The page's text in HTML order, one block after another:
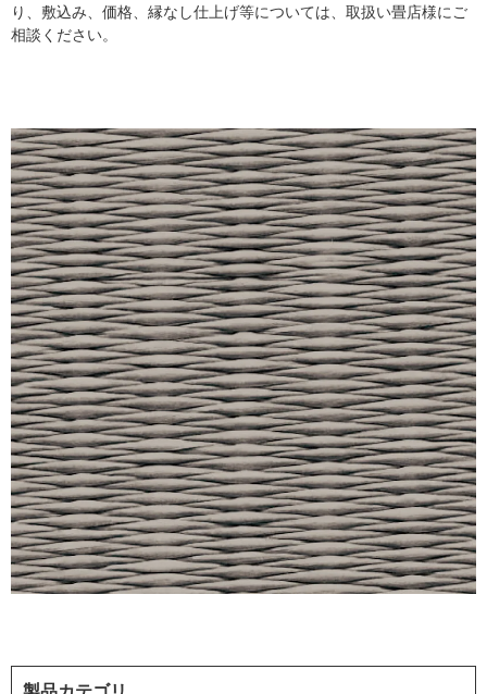
り、敷込み、価格、縁なし仕上げ等については、取扱い畳店様にご
相談ください。